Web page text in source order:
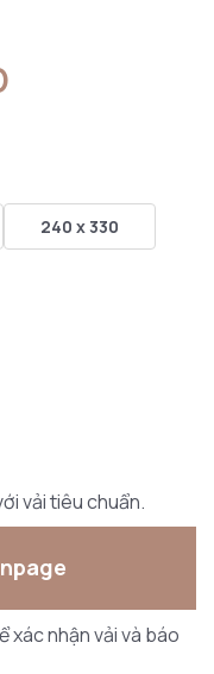
240 x 330
vải tiêu chuẩn.
xác nhận vải và báo